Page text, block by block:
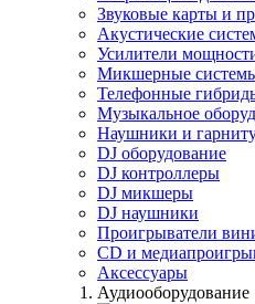
Звуковые карты и
Акустические
Усилители
Микшерные
Телефонные
Музыкальное
Наушники и
DJ оборудование
DJ контроллеры
DJ микшеры
DJ наушники
Проигрыватели
СD и
Аксессуары
Аудиооборудование